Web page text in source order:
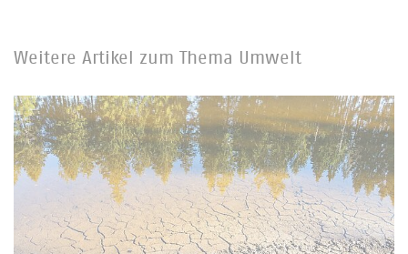
Weitere Artikel zum Thema Umwelt